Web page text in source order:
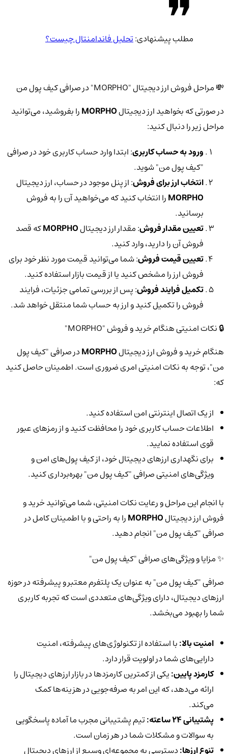
مطلب پیشنهادی:تحلیل فاندامنتال چیست؟
💸 مراحل فروش ارز دیجیتال "MORPHO" در صرافی کیف پول من
در صورتی که بخواهید ارز دیجیتالMORPHOرا بفروشید، می‌توانید
مراحل زیر را دنبال کنید:
ورود به حساب کاربری: ابتدا وارد حساب کاربری خود در صرافی
"کیف پول من" شوید.
انتخاب ارز برای فروش: از پنل موجود در حساب، ارز دیجیتال
MORPHOرا انتخاب کنید که می‌خواهید آن را به فروش
برسانید.
تعیین مقدار فروش: مقدار ارز دیجیتالMORPHOکه قصد
فروش آن را دارید، وارد کنید.
تعیین قیمت فروش: شما می‌توانید قیمت مورد نظر خود برای
فروش ارز را مشخص کنید یا از قیمت بازار استفاده کنید.
تکمیل فرایند فروش: پس از بررسی تمامی جزئیات، فرایند
فروش را تکمیل کنید و ارز به حساب شما منتقل خواهد شد.
🔒 نکات امنیتی هنگام خرید و فروش "MORPHO"
هنگام خرید و فروش ارز دیجیتالMORPHOدر صرافی "کیف پول
من"، توجه به نکات امنیتی امری ضروری است. اطمینان حاصل کنید
که:
از یک اتصال اینترنتی امن استفاده کنید.
اطلاعات حساب کاربری خود را محافظت کنید و از رمزهای عبور
قوی استفاده نمایید.
برای نگهداری ارزهای دیجیتال خود، از کیف پول‌های امن و
ویژگی‌های امنیتی صرافی "کیف پول من" بهره‌برداری کنید.
با انجام این مراحل و رعایت نکات امنیتی، شما می‌توانید خرید و
فروش ارز دیجیتالMORPHOرا به راحتی و با اطمینان کامل در
صرافی "کیف پول من" انجام دهید.
✨ مزایا و ویژگی‌های صرافی "کیف پول من"
صرافی "کیف پول من" به عنوان یک پلتفرم معتبر و پیشرفته در حوزه
ارزهای دیجیتال، دارای ویژگی‌های متعددی است که تجربه کاربری
شما را بهبود می‌بخشد.
امنیت بالا:با استفاده از تکنولوژی‌های پیشرفته، امنیت
دارایی‌های شما در اولویت قرار دارد.
کارمزد پایین:یکی از کمترین کارمزدها در بازار ارزهای دیجیتال را
ارائه می‌دهد، که این امر به صرفه‌جویی در هزینه‌ها کمک
می‌کند.
پشتیبانی 24 ساعته:
تیم پشتیبانی مجرب ما آماده پاسخگویی
به سوالات و مشکلات شما در هر زمان است.
تنوع ارزها:دسترسی به مجموعه‌ای وسیع از ارزهای دیجیتال